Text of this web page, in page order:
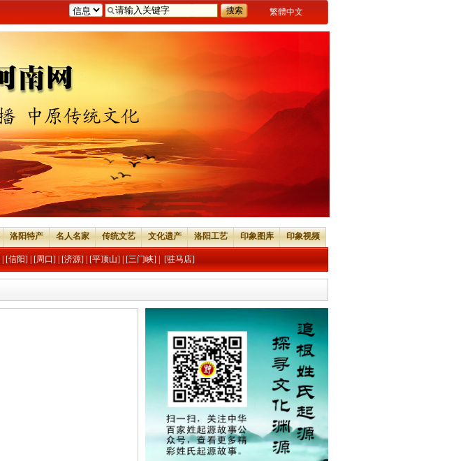
繁體中文
洛阳特产 名人名家 传统文艺 文化遗产 洛阳工艺 印象图库 印象视频
[信阳] [周口] [济源] [平顶山] [三门峡] [驻马店]